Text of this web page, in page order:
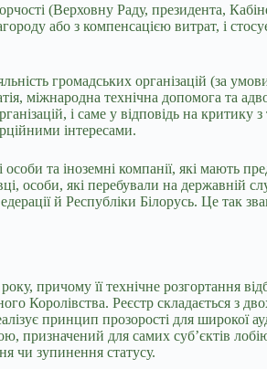
(Верховну Раду, президента,
або з компенсацією витрат, і
громадських організацій (за
міжнародна технічна допомога та
і саме у відповідь на критику
інтересами.
та іноземні компанії, які мають
особи, які перебували на державній
й Республіки Білорусь. Це так
причому її технічне розгортання
Реєстр складається з
принцип прозорості для широкої
призначений для самих суб’єктів
чи зупинення статусу.